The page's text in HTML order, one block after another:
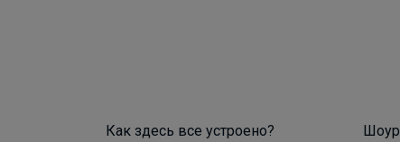
Как здесь все устроено?